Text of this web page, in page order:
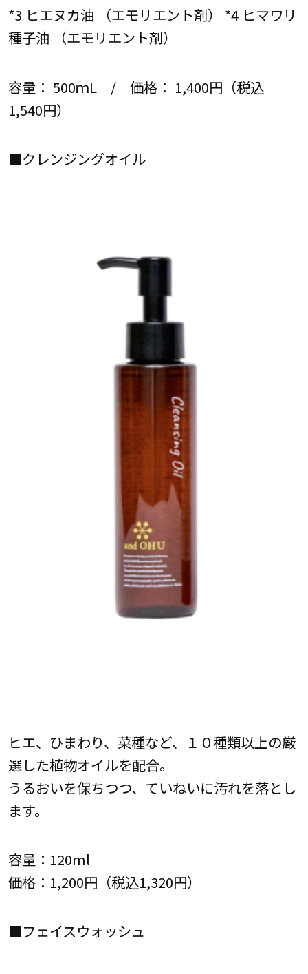
*3 ヒエヌカ油 （エモリエント剤） *4 ヒマワリ
種子油 （エモリエント剤）
容量： 500ｍL / 価格： 1,400円（税込
1,540円）
■クレンジングオイル
ヒエ、ひまわり、菜種など、１０種類以上の厳
選した植物オイルを配合。
うるおいを保ちつつ、ていねいに汚れを落とし
ます。
容量：120ml
価格：1,200円（税込1,320円）
■フェイスウォッシュ